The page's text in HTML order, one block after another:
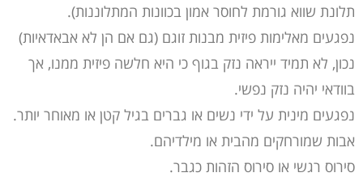
תלונת שווא גורמת לחוסר אמון בכוונות המתלוננות).
נפגעים מאלימות פיזית מבנות זוגם (גם אם הן לא אבאדאיות)
נכון, לא תמיד ייראה נזק בגוף כי היא חלשה פיזית ממנו, אך
בוודאי יהיה נזק נפשי.
נפגעים מינית על ידי נשים או גברים בגיל קטן או מאוחר יותר.
אבות שמורחקים מהבית או מילדיהם.
סירוס רגשי או סירוס הזהות כגבר.